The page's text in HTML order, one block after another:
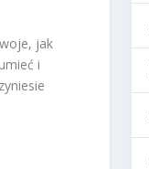
jak
i